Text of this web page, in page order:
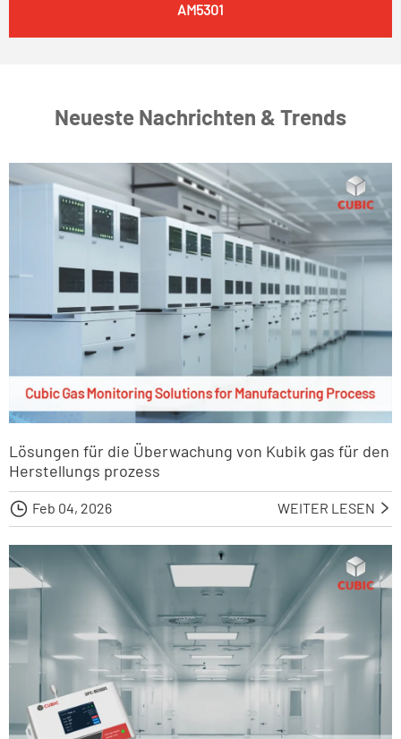
AM5301
Neueste Nachrichten & Trends
Lösungen für die Überwachung von Kubik gas für den
Herstellungs prozess
 Feb 04, 2026 WEITER LESEN 